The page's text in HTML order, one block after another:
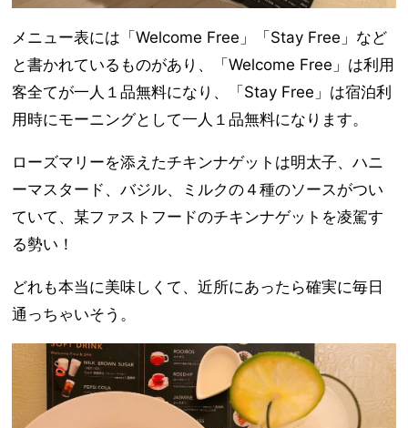
メニュー表には「Welcome Free」「Stay Free」など
と書かれているものがあり、「Welcome Free」は利用
客全てが一人１品無料になり、「Stay Free」は宿泊利
用時にモーニングとして一人１品無料になります。
ローズマリーを添えたチキンナゲットは明太子、ハニ
ーマスタード、バジル、ミルクの４種のソースがつい
ていて、某ファストフードのチキンナゲットを凌駕す
る勢い！
どれも本当に美味しくて、近所にあったら確実に毎日
通っちゃいそう。